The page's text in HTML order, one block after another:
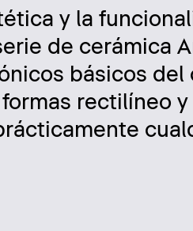
y la
de cerámica
básicos del
rectilíneo